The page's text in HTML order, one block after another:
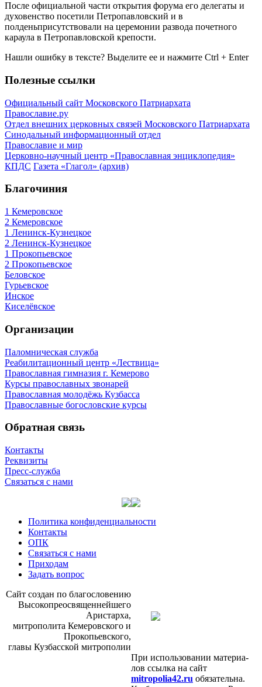
После официальной части открытия форума его делегаты и
духовенство посетили Петропавловский и в
полденьприсутствовали на церемонии развода почетного
караула в Петропавловской крепости.
Нашли ошибку в тексте? Выделите ее и нажмите Ctrl + Enter
Полезные ссылки
Официальный сайт Московского Патриархата
Православие.ру
Отдел внешних церковных связей Московского Патриархата
Синодальный информационный отдел
Православие и мир
Церковно-научный центр «Православная энциклопедия»
КПДС Газета «Глагол» (архив)
Благочиния
1 Кемеровское
2 Кемеровское
1 Ленинск-Кузнецкое
2 Ленинск-Кузнецкое
1 Прокопьевское
2 Прокопьевское
Беловское
Гурьевское
Инское
Киселёвское
Организации
Паломническая служба
Реабилитационный центр «Лествица»
Православная гимназия г. Кемерово
Курсы православных звонарей
Православная молодёжь Кузбасса
Православные богословские курсы
Обратная связь
Контакты
Реквизиты
Пресс-служба
Связаться с нами
Политика конфиденциальности
Контакты
ОПК
Связаться с нами
Приходам
Задать вопрос
Сайт со­здан по бла­го­сло­ве­нию
Вы­со­ко­прео­свя­щен­ней­ше­го
Ари­стар­ха,
мит­ро­по­ли­та Ке­ме­ров­ско­го и
Про­ко­пьев­ско­го,
гла­вы Куз­бас­ской мит­ро­по­лии
При ис­поль­зо­ва­нии ма­те­ри­а­
лов ссыл­ка на сайт
mitropolia42.ru обя­за­тель­на.